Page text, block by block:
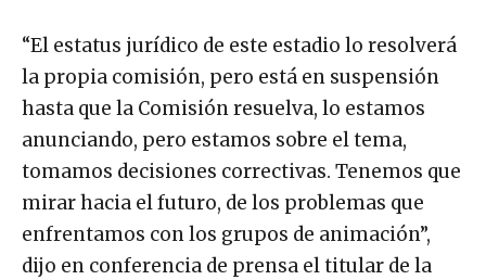
“El estatus jurídico de este estadio lo resolverá
la propia comisión, pero está en suspensión
hasta que la Comisión resuelva, lo estamos
anunciando, pero estamos sobre el tema,
tomamos decisiones correctivas. Tenemos que
mirar hacia el futuro, de los problemas que
enfrentamos con los grupos de animación”,
dijo en conferencia de prensa el titular de la